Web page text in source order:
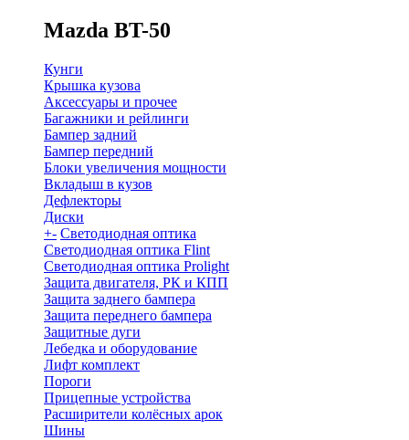
Mazda BT-50
Кунги
Крышка кузова
Аксессуары и прочее
Багажники и рейлинги
Бампер задний
Бампер передний
Блоки увеличения мощности
Вкладыш в кузов
Дефлекторы
Диски
+- Светодиодная оптика
Светодиодная оптика Flint
Светодиодная оптика Prolight
Защита двигателя, РК и КПП
Защита заднего бампера
Защита переднего бампера
Защитные дуги
Лебедка и оборудование
Лифт комплект
Пороги
Прицепные устройства
Расширители колёсных арок
Шины